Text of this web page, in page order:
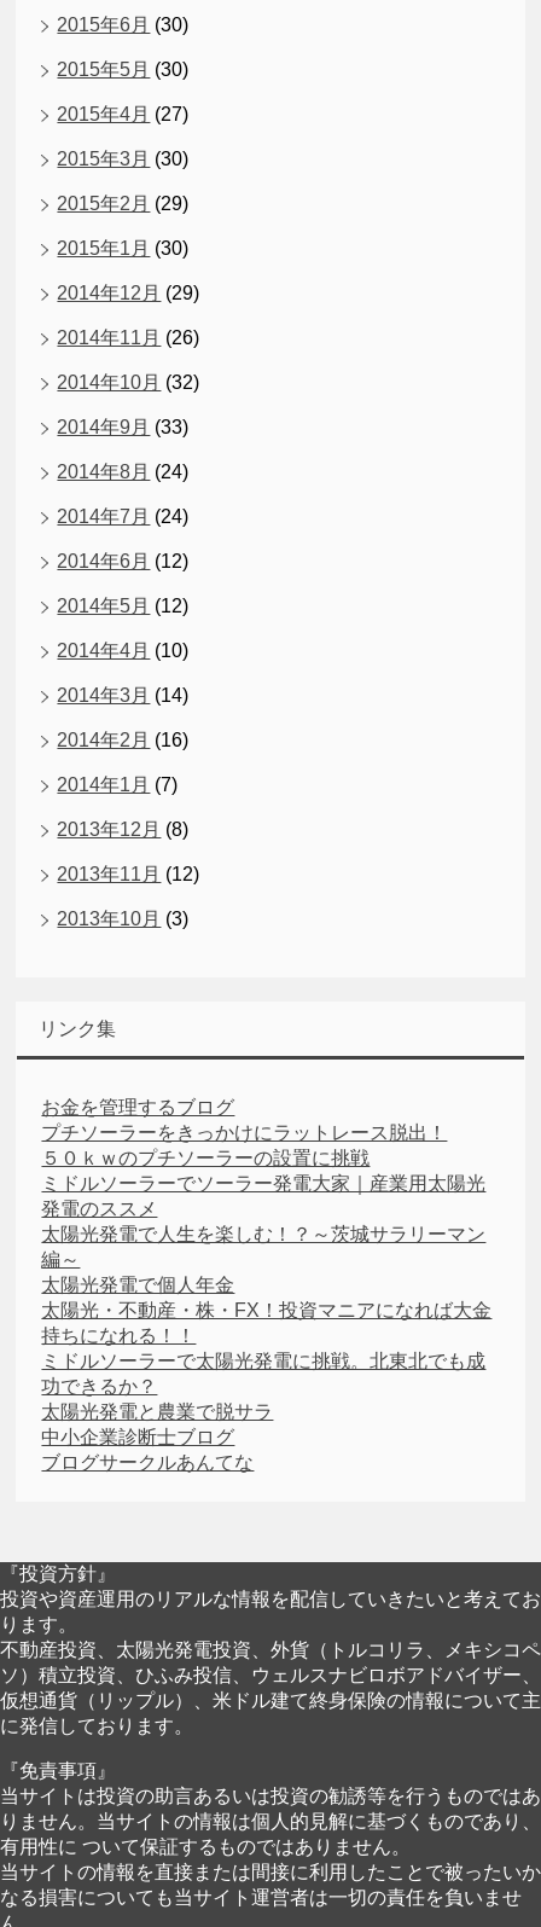
2015年6月 (30)
2015年5月 (30)
2015年4月 (27)
2015年3月 (30)
2015年2月 (29)
2015年1月 (30)
2014年12月 (29)
2014年11月 (26)
2014年10月 (32)
2014年9月 (33)
2014年8月 (24)
2014年7月 (24)
2014年6月 (12)
2014年5月 (12)
2014年4月 (10)
2014年3月 (14)
2014年2月 (16)
2014年1月 (7)
2013年12月 (8)
2013年11月 (12)
2013年10月 (3)
リンク集
お金を管理するブログ
プチソーラーをきっかけにラットレース脱出！
５０ｋｗのプチソーラーの設置に挑戦
ミドルソーラーでソーラー発電大家｜産業用太陽光
発電のススメ
太陽光発電で人生を楽しむ！？～茨城サラリーマン
編～
太陽光発電で個人年金
太陽光・不動産・株・FX！投資マニアになれば大金
持ちになれる！！
ミドルソーラーで太陽光発電に挑戦。北東北でも成
功できるか？
太陽光発電と農業で脱サラ
中小企業診断士ブログ
ブログサークルあんてな
『投資方針』
投資や資産運用のリアルな情報を配信していきたいと考えてお
ります。
不動産投資、太陽光発電投資、外貨（トルコリラ、メキシコペ
ソ）積立投資、ひふみ投信、ウェルスナビロボアドバイザー、
仮想通貨（リップル）、米ドル建て終身保険の情報について主
に発信しております。
『免責事項』
当サイトは投資の助言あるいは投資の勧誘等を行うものではあ
りません。当サイトの情報は個人的見解に基づくものであり、
有用性に ついて保証するものではありません。
当サイトの情報を直接または間接に利用したことで被ったいか
なる損害についても当サイト運営者は一切の責任を負いませ
ん。